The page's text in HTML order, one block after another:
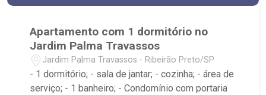
Apartamento com 1 dormitório no
Jardim Palma Travassos
Jardim Palma Travassos - Ribeirão Preto/SP
- 1 dormitório; - sala de jantar; - cozinha; - área de
serviço; - 1 banheiro; - Condomínio com portaria